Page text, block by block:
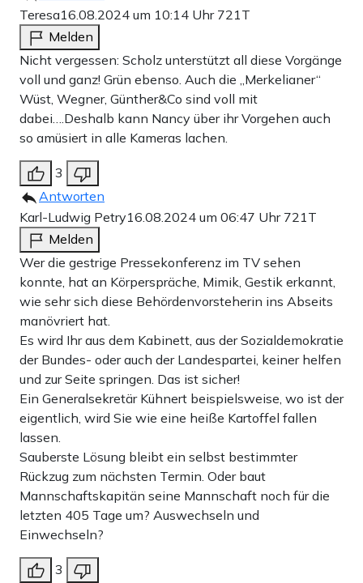
Teresa16.08.2024 um 10:14 Uhr 721T
Melden
Nicht vergessen: Scholz unterstützt all diese Vorgänge
voll und ganz! Grün ebenso. Auch die „Merkelianer“
Wüst, Wegner, Günther&Co sind voll mit
dabei….Deshalb kann Nancy über ihr Vorgehen auch
so amüsiert in alle Kameras lachen.
3
Antworten
Karl-Ludwig Petry16.08.2024 um 06:47 Uhr 721T
Melden
Wer die gestrige Pressekonferenz im TV sehen
konnte, hat an Körperspräche, Mimik, Gestik erkannt,
wie sehr sich diese Behördenvorsteherin ins Abseits
manövriert hat.
Es wird Ihr aus dem Kabinett, aus der Sozialdemokratie
der Bundes- oder auch der Landespartei, keiner helfen
und zur Seite springen. Das ist sicher!
Ein Generalsekretär Kühnert beispielsweise, wo ist der
eigentlich, wird Sie wie eine heiße Kartoffel fallen
lassen.
Sauberste Lösung bleibt ein selbst bestimmter
Rückzug zum nächsten Termin. Oder baut
Mannschaftskapitän seine Mannschaft noch für die
letzten 405 Tage um? Auswechseln und
Einwechseln?
3